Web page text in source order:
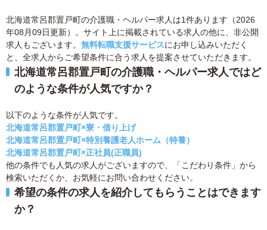
北海道常呂郡置戸町の介護職・ヘルパー求人は1件あります（2026
年08月09日更新）。サイト上に掲載されている求人の他に、非公開
求人もございます。 無料転職支援サービスにお申し込みいただく
と、全求人からご希望条件に合う求人を提案させていただきます。
北海道常呂郡置戸町の介護職・ヘルパー求人ではど
のような条件が人気ですか？
以下のような条件が人気です。
北海道常呂郡置戸町×寮・借り上げ
北海道常呂郡置戸町×特別養護老人ホーム（特養）
北海道常呂郡置戸町×正社員(正職員)
他の条件でも人気の求人がございますので、「こだわり条件」から
検索いただくか、お気軽にお問い合わせください。
希望の条件の求人を紹介してもらうことはできます
か？